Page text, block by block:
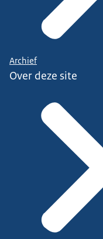
Archief
Over deze site